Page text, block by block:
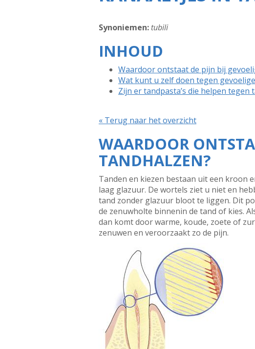
Synoniemen: tubili
INHOUD
Waardoor ontstaat de pijn bij
Wat kunt u zelf doen tegen
Zijn er tandpasta’s die helpen tegen
« Terug naar het overzicht
WAARDOOR
TANDHALZEN?
Tanden en kiezen bestaan uit een kroon
laag glazuur. De wortels ziet u niet en
tand zonder glazuur bloot te liggen. Dit
de zenuwholte binnenin de tand of kies.
dan komt door warme, koude, zoete of
zenuwen en veroorzaakt zo de pijn.